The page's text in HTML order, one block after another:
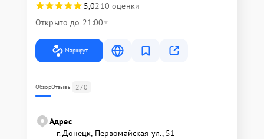
5,0210 оценки
Открыто до 21:00
Маршрут
ОбзорОтзывы 270
Адрес
г. Донецк, Первомайская ул., 51